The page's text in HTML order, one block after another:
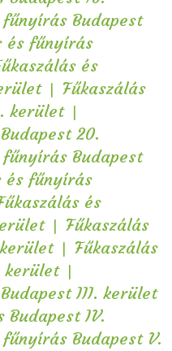
fűnyírás Budapest
és fűnyírás
és
| Fűkaszálás
kerület |
20.
fűnyírás Budapest
és fűnyírás
és
| Fűkaszálás
| Fűkaszálás
kerület |
III. kerület
Budapest IV.
Budapest V.